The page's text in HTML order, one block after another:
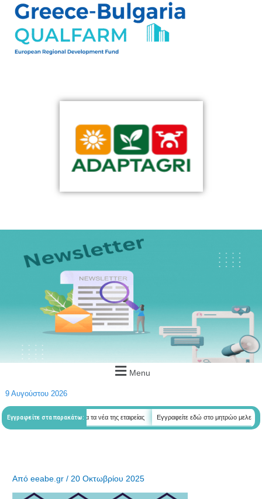
Menu
9 Αυγούστου 2026
Εγγραφείτε στα παρακάτω:
εδώ για να λαμβάνεται όλα τα νέα της εταιρείας Εγγραφείτε εδώ στο μητρώο μελετητών
Απόeeabe.gr/20 Οκτωβρίου 2025